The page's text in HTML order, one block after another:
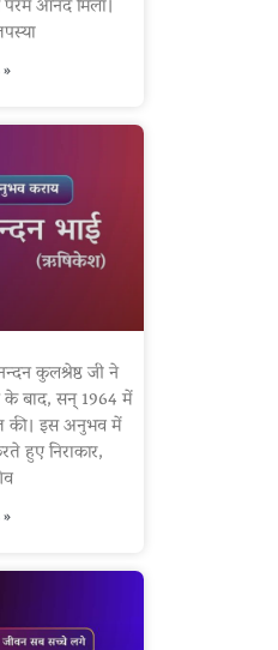
आनंद मिला।
कुलश्रेष्ठ जी ने
के बाद, सन् 1964 में
की। इस अनुभव में
हुए निराकार,